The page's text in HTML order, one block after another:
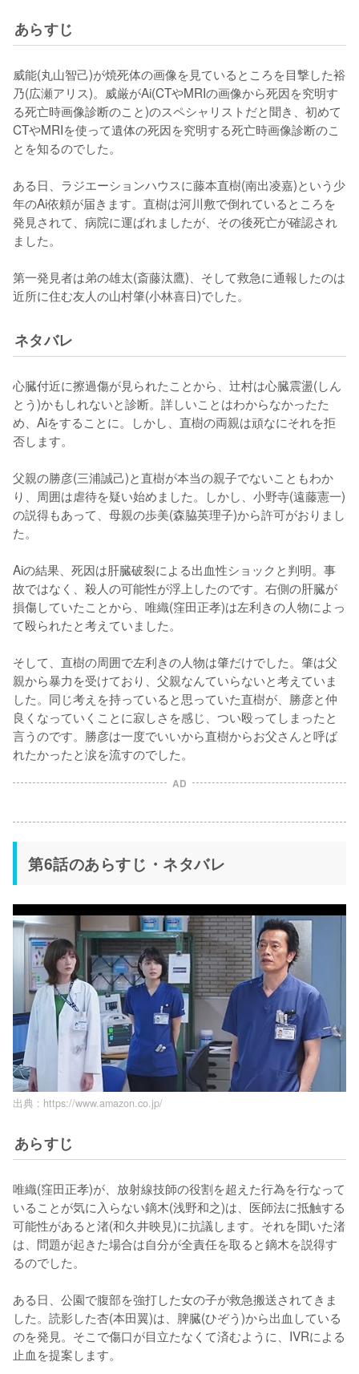
あらすじ
威能(丸山智己)が焼死体の画像を見ているところを目撃した裕
乃(広瀬アリス)。威厳がAi(CTやMRIの画像から死因を究明す
る死亡時画像診断のこと)のスペシャリストだと聞き、初めて
CTやMRIを使って遺体の死因を究明する死亡時画像診断のこ
とを知るのでした。
ある日、ラジエーションハウスに藤本直樹(南出凌嘉)という少
年のAi依頼が届きます。直樹は河川敷で倒れているところを
発見されて、病院に運ばれましたが、その後死亡が確認され
ました。
第一発見者は弟の雄太(斎藤汰鷹)、そして救急に通報したのは
近所に住む友人の山村肇(小林喜日)でした。
ネタバレ
心臓付近に擦過傷が見られたことから、辻村は心臓震盪(しん
とう)かもしれないと診断。詳しいことはわからなかったた
め、Aiをすることに。しかし、直樹の両親は頑なにそれを拒
否します。
父親の勝彦(三浦誠己)と直樹が本当の親子でないこともわか
り、周囲は虐待を疑い始めました。しかし、小野寺(遠藤憲一)
の説得もあって、母親の歩美(森脇英理子)から許可がおりまし
た。
Aiの結果、死因は肝臓破裂による出血性ショックと判明。事
故ではなく、殺人の可能性が浮上したのです。右側の肝臓が
損傷していたことから、唯織(窪田正孝)は左利きの人物によっ
て殴られたと考えていました。
そして、直樹の周囲で左利きの人物は肇だけでした。肇は父
親から暴力を受けており、父親なんていらないと考えていま
した。同じ考えを持っていると思っていた直樹が、勝彦と仲
良くなっていくことに寂しさを感じ、つい殴ってしまったと
言うのです。勝彦は一度でいいから直樹からお父さんと呼ば
れたかったと涙を流すのでした。
AD
第6話のあらすじ・ネタバレ
出典 : https://www.amazon.co.jp/
あらすじ
唯織(窪田正孝)が、放射線技師の役割を超えた行為を行なって
いることが気に入らない鏑木(浅野和之)は、医師法に抵触する
可能性があると渚(和久井映見)に抗議します。それを聞いた渚
は、問題が起きた場合は自分が全責任を取ると鏑木を説得す
るのでした。
ある日、公園で腹部を強打した女の子が救急搬送されてきま
した。読影した杏(本田翼)は、脾臓(ひぞう)から出血している
のを発見。そこで傷口が目立たなくて済むように、IVRによる
止血を提案します。